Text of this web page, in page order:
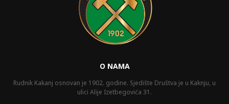
O NAMA
Rudnik Kakanj osnovan je 1902. godine. Sjedište Društva je u Kaknju, u
ulici Alije Izetbegovića 31.